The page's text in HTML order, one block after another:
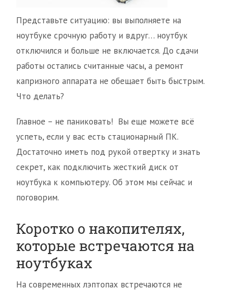
Представьте ситуацию: вы выполняете на
ноутбуке срочную работу и вдруг… ноутбук
отключился и больше не включается. До сдачи
работы остались считанные часы, а ремонт
капризного аппарата не обещает быть быстрым.
Что делать?
Главное – не паниковать! Вы еще можете всё
успеть, если у вас есть стационарный ПК.
Достаточно иметь под рукой отвертку и знать
секрет, как подключить жесткий диск от
ноутбука к компьютеру. Об этом мы сейчас и
поговорим.
Коротко о накопителях,
которые встречаются на
ноутбуках
На современных лэптопах встречаются не